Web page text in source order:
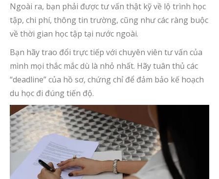
Ngoài ra, bạn phải được tư vấn thật kỹ về lộ trình học
tập, chi phí, thông tin trường, cũng như các ràng buộc
về thời gian học tập tại nước ngoài.
Bạn hãy trao đổi trực tiếp với chuyên viên tư vấn của
mình mọi thắc mắc dù là nhỏ nhất. Hãy tuân thủ các
“deadline” của hồ sơ, chứng chỉ để đảm bảo kế hoạch
du học đi đúng tiến độ.